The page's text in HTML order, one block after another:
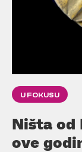
U FOKUSU
Ništa od
ove